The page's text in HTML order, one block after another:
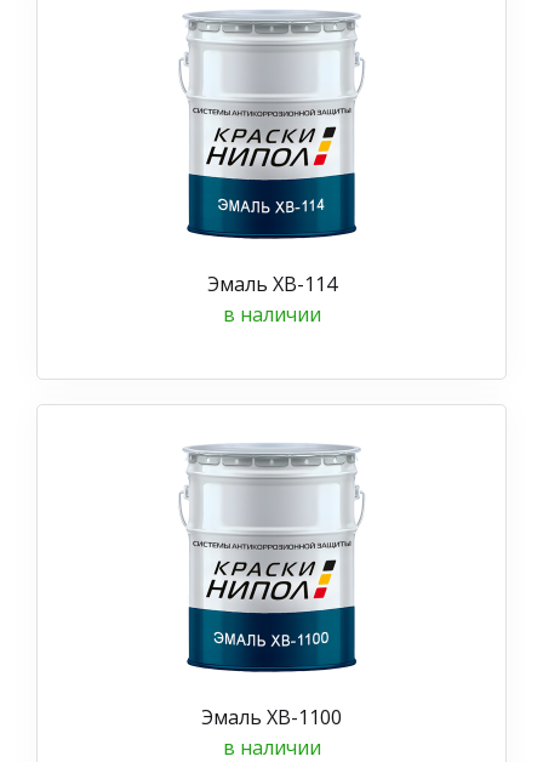
Эмаль ХВ-114
в наличии
Эмаль ХВ-1100
в наличии